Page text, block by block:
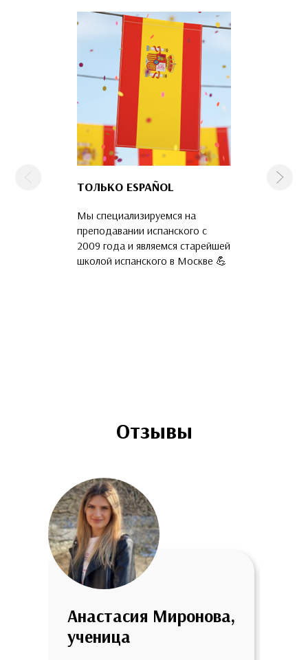
ТОЛЬКО ESPAÑOL
Мы специализируемся на
преподавании испанского с
2009 года и являемся старейшей
школой испанского в Москве 💪
КОМАНДА
Предыдущая
Отзывы
Анастасия Миронова,
ученица